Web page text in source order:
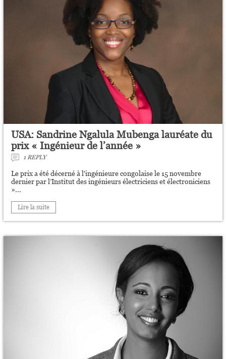
USA: Sandrine Ngalula Mubenga lauréate du
prix « Ingénieur de l’année »
1 REPLY
Le prix a été décerné à l'ingénieure congolaise le 15 novembre
dernier par l’Institut des ingénieurs électriciens et électroniciens
»...
Lire la suite